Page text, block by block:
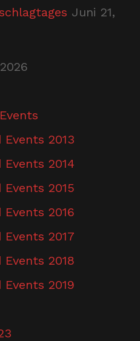
Juni 21,
2013
2014
2015
2016
2017
2018
2019